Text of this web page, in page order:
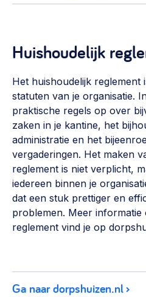
Weerbare
Energiecollectieven, buurt
Meebeslissen
Uitdaagrecht,
Samenwerken en lokale
Lobbyen, invloed uitoefenen,
Omgevingswet en
invoering omgevingswet,
gebiedsontwikkeling>
Huishoudelijk
Het huishoudelijk reglement
statuten van je organisatie.
praktische regels op over
zaken in je kantine, het
administratie en het
vergaderingen. Het maken
reglement is niet verplicht,
iedereen binnen je
dat een stuk prettiger en
problemen. Meer
reglement vind je op
Ga naar dorpshuizen.nl